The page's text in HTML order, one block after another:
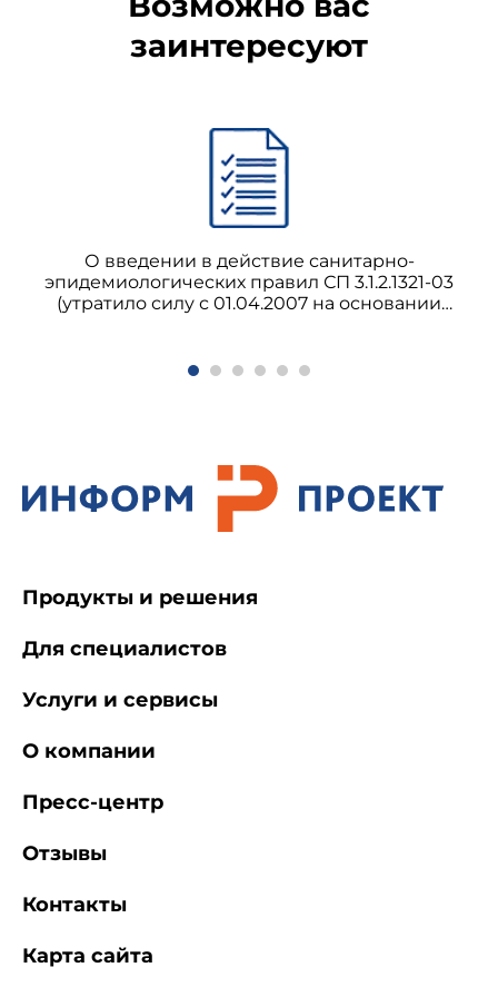
1.3. Соблюдение санитарных правил
предпринимателей.
1.4. Контроль за выполнением настоящих
санитарных правил осуществляют органы и
эпидемиологической службы Российской
Федерации.
2.1. Выявление больных коклюшной
работники лечебно-профилактических, детских,
подростковых, оздоровительных и других
принадлежности и форм собственности, врачи
занимающиеся частной медицинской
медицинской помощи, в том числе:
- при обращении населения за
- при оказании медицинской помощи на
заинтересуют
О введении в действие санитарно-
эпидемиологических правил СП 3.1.2.1321-03
(утратило силу с 01.04.2007 на основании
3.1.2.1321-03 Профилактика менингококковой
Продукты и решения
Для специалистов
Услуги и сервисы
О компании
Пресс-центр
Отзывы
Контакты
Карта сайта